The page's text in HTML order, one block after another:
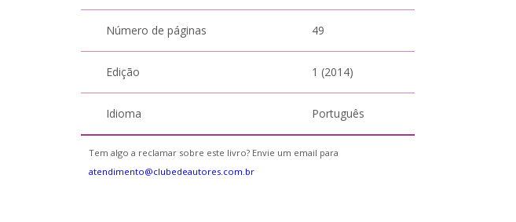
Número de páginas 49
Edição 1 (2014)
Idioma Português
Tem algo a reclamar sobre este livro? Envie um email para
atendimento@clubedeautores.com.br